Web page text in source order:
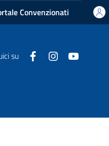
Convenzionati
su FacebookInstagram